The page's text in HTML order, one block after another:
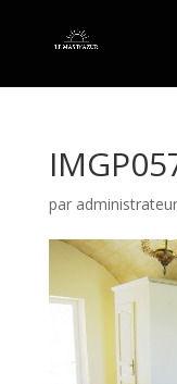
par administrateur